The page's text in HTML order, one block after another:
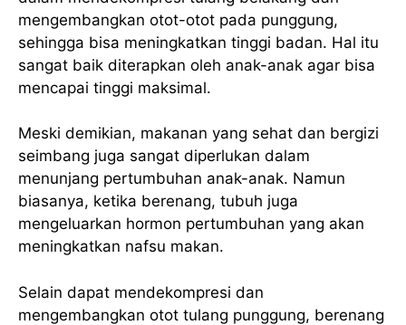
mengembangkan otot-otot pada punggung,
sehingga bisa meningkatkan tinggi badan. Hal itu
sangat baik diterapkan oleh anak-anak agar bisa
mencapai tinggi maksimal.
Meski demikian, makanan yang sehat dan bergizi
seimbang juga sangat diperlukan dalam
menunjang pertumbuhan anak-anak. Namun
biasanya, ketika berenang, tubuh juga
mengeluarkan hormon pertumbuhan yang akan
meningkatkan nafsu makan.
Selain dapat mendekompresi dan
mengembangkan otot tulang punggung, berenang